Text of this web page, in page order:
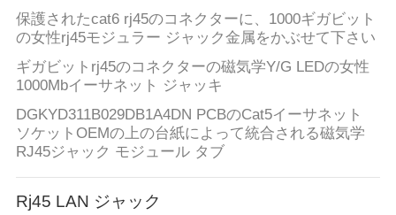
保護されたcat6 rj45のコネクターに、1000ギガビット
の女性rj45モジュラー ジャック金属をかぶせて下さい
ギガビットrj45のコネクターの磁気学Y/G LEDの女性
1000Mbイーサネット ジャッキ
DGKYD311B029DB1A4DN PCBのCat5イーサネット
ソケットOEMの上の台紙によって統合される磁気学
RJ45ジャック モジュール タブ
Rj45 LAN ジャック